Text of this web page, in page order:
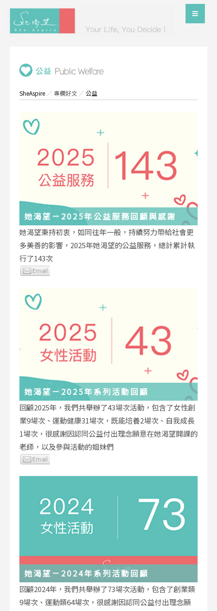
SheAspire ／專欄好文 ／公益
她渴望－2025年公益服務回顧與感謝
她渴望秉持初衷，如同往年一般，持續努力帶給社會更
多美善的影響，2025年她渴望的公益服務，總計累計執
行了143次
她渴望－2025年系列活動回顧
回顧2025年，我們共舉辦了43場次活動，包含了女性創
業9場次、運動健康31場次，既能培養2場次、自我成長
1場次，很感謝因認同公益付出理念願意在她渴望開課的
老師，以及參與活動的姐妹們
她渴望－2024年系列活動回顧
回顧2024年，我們共舉辦了73場次活動，包含了創業類
9場次、運動類64場次，很感謝因認同公益付出理念願